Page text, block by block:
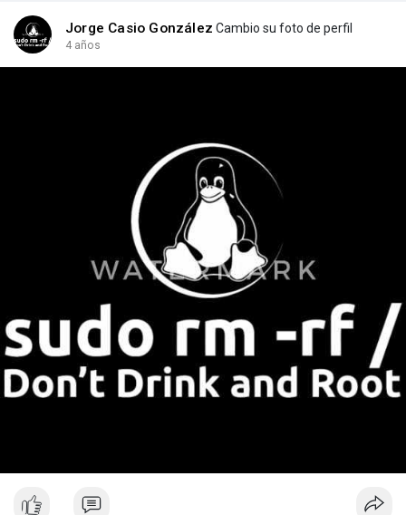
Jorge Casio González Cambio su foto de perfil
4 años